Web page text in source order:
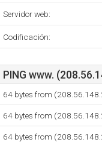
Servidor web:
Codificación:
PING www.
64 bytes from
64 bytes from
64 bytes from